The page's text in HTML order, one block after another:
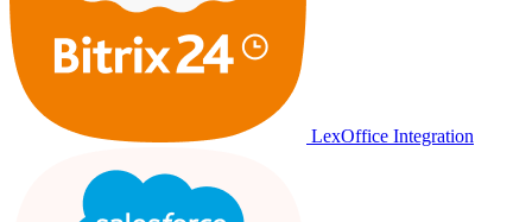
LexOffice Integration